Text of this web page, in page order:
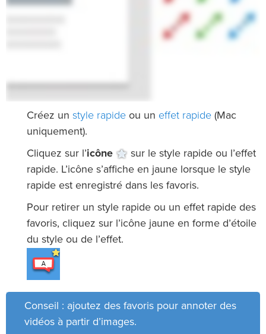
Créez un style rapide ou un effet rapide (Mac
uniquement).
Cliquez sur l’icône
sur le style rapide ou l’effet
rapide. L’icône s’affiche en jaune lorsque le style
rapide est enregistré dans les favoris.
Pour retirer un style rapide ou un effet rapide des
favoris, cliquez sur l’icône jaune en forme d’étoile
du style ou de l’effet.
Conseil : ajoutez des favoris pour annoter des
vidéos à partir d’images.